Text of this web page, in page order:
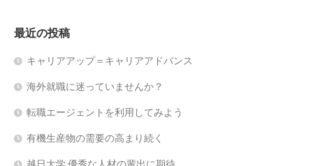
最近の投稿
キャリアアップ＝キャリアアドバンス
海外就職に迷っていませんか？
転職エージェントを利用してみよう
有機生産物の需要の高まり続く